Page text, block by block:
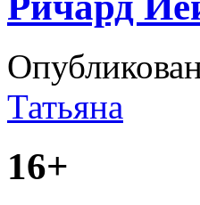
Татьяна
16+